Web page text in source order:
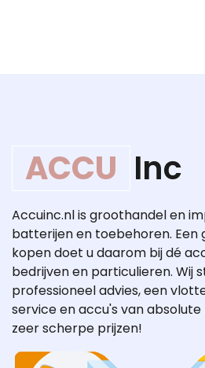
ACCU Inc
Accuinc.nl is groothandel en
batterijen en toebehoren. Een
kopen doet u daarom bij dé
bedrijven en particulieren. Wij
professioneel advies, een
service en accu's van
zeer scherpe prijzen!